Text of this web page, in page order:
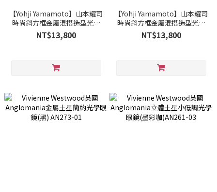
【Yohji Yamamoto】山本耀司
時尚斜方框金屬混搭造型光學
眼鏡-黑 YY1005-019
NT$13,800
【Yohji Yamamoto】山本耀司
時尚斜方框金屬混搭造型光學
眼鏡-黑 YY1005-115
NT$13,800